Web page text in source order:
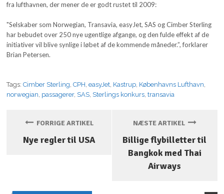
fra lufthavnen, der mener de er godt rustet til 2009:
"Selskaber som Norwegian, Transavia, easyJet, SAS og Cimber Sterling
har bebudet over 250 nye ugentlige afgange, og den fulde effekt af de
initiativer vil blive synlige i løbet af de kommende måneder.”, forklarer
Brian Petersen.
Tags:Cimber Sterling,CPH,easyJet, Kastrup, Københavns Lufthavn,
norwegian, passagerer, SAS, Sterlings konkurs,transavia
FORRIGE ARTIKEL
Nye regler til USA
NÆSTE ARTIKEL
Billige flybilletter til
Bangkok med Thai
Airways